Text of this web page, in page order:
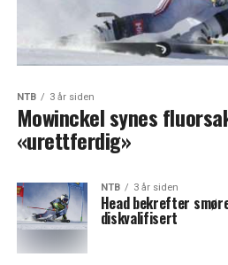
NTB 3 år siden
Mowinckel synes
«urettferdig»
NTB 3 år siden
Head bekrefter
diskvalifisert